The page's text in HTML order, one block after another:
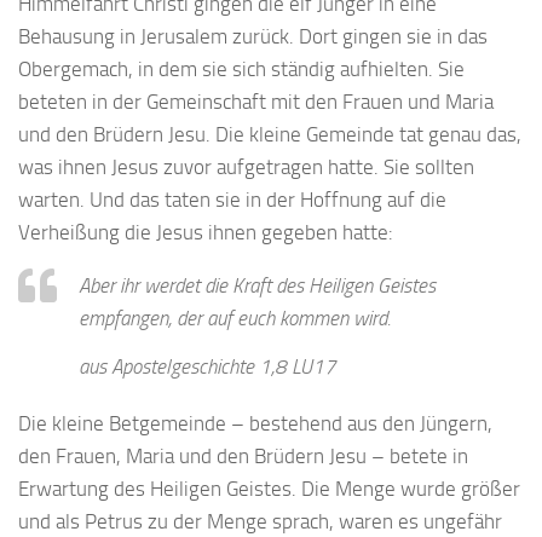
Behausung in Jerusalem zurück. Dort gingen sie in das
Obergemach, in dem sie sich ständig aufhielten. Sie
beteten in der Gemeinschaft mit den Frauen und Maria
und den Brüdern Jesu. Die kleine Gemeinde tat genau das,
was ihnen Jesus zuvor aufgetragen hatte. Sie sollten
warten. Und das taten sie in der Hoffnung auf die
Verheißung die Jesus ihnen gegeben hatte:
Aber ihr werdet die Kraft des Heiligen Geistes
empfangen, der auf euch kommen wird.
aus Apostelgeschichte 1,8 LU17
Die kleine Betgemeinde – bestehend aus den Jüngern,
den Frauen, Maria und den Brüdern Jesu – betete in
Erwartung des Heiligen Geistes. Die Menge wurde größer
und als Petrus zu der Menge sprach, waren es ungefähr